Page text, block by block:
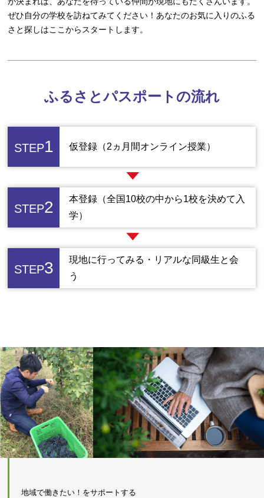
ぜひ自分の学校を訪ねてみてください！あなたのお気に入りのふる
さと探しはここからスタートします。
ふるさとパスポートの流れ
STEP1 仮登録（2ヵ月間オンライン授業）
STEP2
本登録（全国10校の中から1校を決めて入
学）
STEP3
現地に行ってみる・リアルな同級生と会
う
地域で働きたい！をサポートする